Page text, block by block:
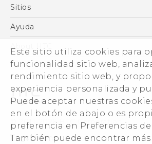
Este sitio utiliza cookies para
funcionalidad sitio web,
rendimiento sitio web, y
experiencia personalizada y
Puede aceptar nuestras
en el botón de abajo o es
preferencia en Preferencias de
También puede encontrar
seguridad
English - Safety and
5G
EXODUS
VIVE
VIVEPORT
Sitios
HTC Desarrollo
VIVE
Ayuda
About HTC
ESG
Seguridad del producto
Inversores (Inglés)
Normas de confidencialidad
Código de conducta
© 2011-2026 HTC Corporation
Legal terms